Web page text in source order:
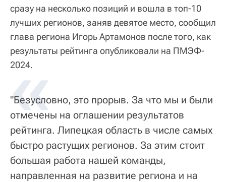
сразу на несколько позиций и вошла в топ-10
лучших регионов, заняв девятое место, сообщил
глава региона Игорь Артамонов после того, как
результаты рейтинга опубликовали на ПМЭФ-
2024.
«
"Безусловно, это прорыв. За что мы и были
отмечены на оглашении результатов
рейтинга. Липецкая область в числе самых
быстро растущих регионов. За этим стоит
большая работа нашей команды,
направленная на развитие региона и на